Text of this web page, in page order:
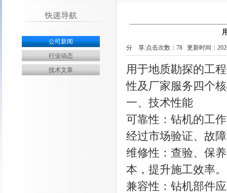
点击次数：78 更新时间：
分 享:
用于地质勘探的工
性及厂家服务四个
一、技术性能
可靠性：钻机的工
经过市场验证、故
维修性：查验、保
本，提升施工效率。
兼容性：钻机部件
公司新闻
行业动态
技术文章